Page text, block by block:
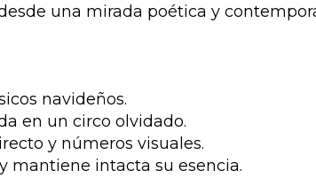
una mirada poética y
navideños.
en un circo olvidado.
y números visuales.
mantiene intacta su esencia.